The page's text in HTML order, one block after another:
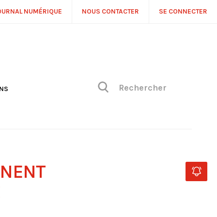
NUMÉRIQUE NOUS CONTACTER SE CONNECTER